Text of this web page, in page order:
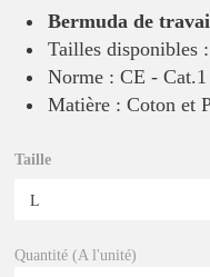
Bermuda de
Tailles
Norme : CE -
Matière : Coton et
Taille
Quantité (A l'unité)